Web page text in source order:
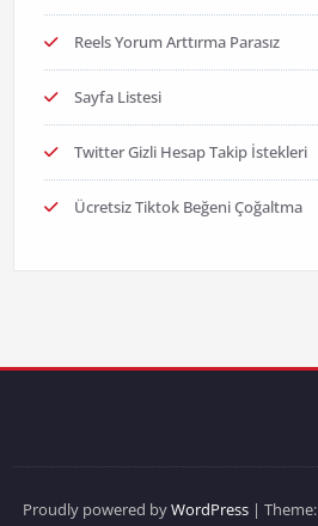
Reels Yorum Arttırma Parasız
Sayfa Listesi
Twitter Gizli Hesap Takip İstekleri
Ücretsiz Tiktok Beğeni Çoğaltma
Proudly powered byWordPress| Theme: